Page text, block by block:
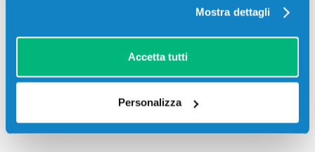
Mostra dettagli
Accetta tutti
Personalizza
Recensioni